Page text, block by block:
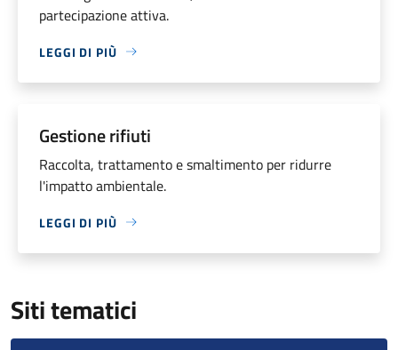
partecipazione attiva.
LEGGI DI PIÙ
Gestione rifiuti
Raccolta, trattamento e smaltimento per ridurre
l'impatto ambientale.
LEGGI DI PIÙ
Siti tematici